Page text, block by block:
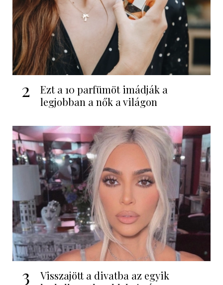
2
Ezt a 10 parfümöt imádják a
legjobban a nők a világon
3
Visszajött a divatba az egyik